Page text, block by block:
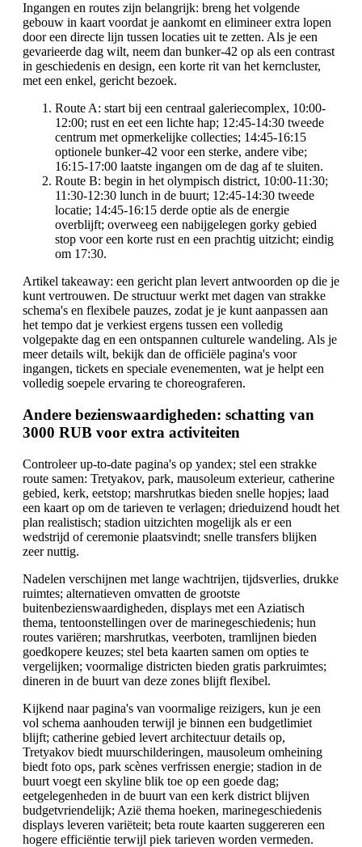
Ingangen en routes zijn belangrijk: breng het volgende
gebouw in kaart voordat je aankomt en elimineer extra lopen
door een directe lijn tussen locaties uit te zetten. Als je een
gevarieerde dag wilt, neem dan bunker-42 op als een contrast
in geschiedenis en design, een korte rit van het kerncluster,
met een enkel, gericht bezoek.
Route A: start bij een centraal galeriecomplex, 10:00-
12:00; rust en eet een lichte hap; 12:45-14:30 tweede
centrum met opmerkelijke collecties; 14:45-16:15
optionele bunker-42 voor een sterke, andere vibe;
16:15-17:00 laatste ingangen om de dag af te sluiten.
Route B: begin in het olympisch district, 10:00-11:30;
11:30-12:30 lunch in de buurt; 12:45-14:30 tweede
locatie; 14:45-16:15 derde optie als de energie
overblijft; overweeg een nabijgelegen gorky gebied
stop voor een korte rust en een prachtig uitzicht; eindig
om 17:30.
Artikel takeaway: een gericht plan levert antwoorden op die je
kunt vertrouwen. De structuur werkt met dagen van strakke
schema's en flexibele pauzes, zodat je je kunt aanpassen aan
het tempo dat je verkiest ergens tussen een volledig
volgepakte dag en een ontspannen culturele wandeling. Als je
meer details wilt, bekijk dan de officiële pagina's voor
ingangen, tickets en speciale evenementen, wat je helpt een
volledig soepele ervaring te choreograferen.
Andere bezienswaardigheden: schatting van
3000 RUB voor extra activiteiten
Controleer up-to-date pagina's op yandex; stel een strakke
route samen: Tretyakov, park, mausoleum exterieur, catherine
gebied, kerk, eetstop; marshrutkas bieden snelle hopjes; laad
een kaart op om de tarieven te verlagen; drieduizend houdt het
plan realistisch; stadion uitzichten mogelijk als er een
wedstrijd of ceremonie plaatsvindt; snelle transfers blijken
zeer nuttig.
Nadelen verschijnen met lange wachtrijen, tijdsverlies, drukke
ruimtes; alternatieven omvatten de grootste
buitenbezienswaardigheden, displays met een Aziatisch
thema, tentoonstellingen over de marinegeschiedenis; hun
routes variëren; marshrutkas, veerboten, tramlijnen bieden
goedkopere keuzes; stel beta kaarten samen om opties te
vergelijken; voormalige districten bieden gratis parkruimtes;
dineren in de buurt van deze zones blijft flexibel.
Kijkend naar pagina's van voormalige reizigers, kun je een
vol schema aanhouden terwijl je binnen een budgetlimiet
blijft; catherine gebied levert architectuur details op,
Tretyakov biedt muurschilderingen, mausoleum omheining
biedt foto ops, park scènes verfrissen energie; stadion in de
buurt voegt een skyline blik toe op een goede dag;
eetgelegenheden in de buurt van een kerk district blijven
budgetvriendelijk; Azië thema hoeken, marinegeschiedenis
displays leveren variëteit; beta route kaarten suggereren een
hogere efficiëntie terwijl piek tarieven worden vermeden.